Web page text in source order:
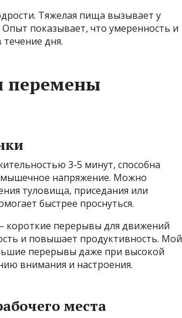
Тяжелая пища вызывает у
показывает, что умеренность и
дня.
перемены
3-5 минут, способна
мышечное напряжение. Можно
туловища, приседания или
быстрее проснуться.
перерывы для движений
и повышает продуктивность. Мой
перерывы даже при высокой
внимания и настроения.
места